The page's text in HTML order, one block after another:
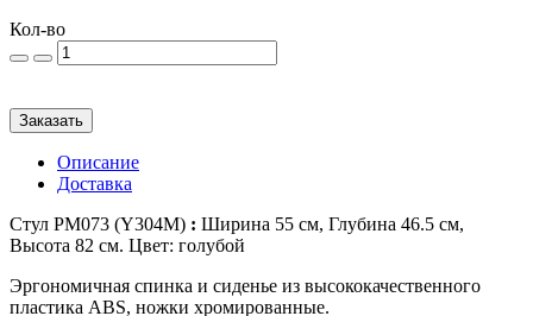
Кол-во
Заказать
Описание
Доставка
Стул PM073 (Y304M) : Ширина 55 см, Глубина 46.5 см,
Высота 82 см. Цвет: голубой
Эргономичная спинка и сиденье из высококачественного
пластика ABS, ножки хромированные.